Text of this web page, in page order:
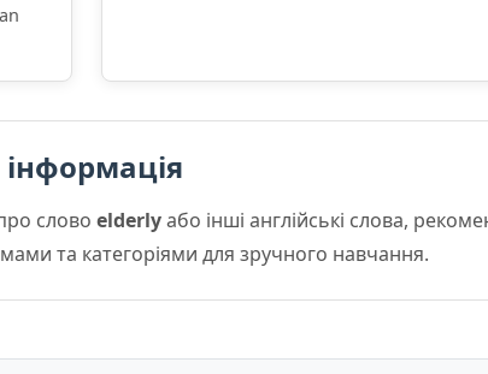
слово elderlyабо інші англійські слова,
та категоріями для зручного навчання.